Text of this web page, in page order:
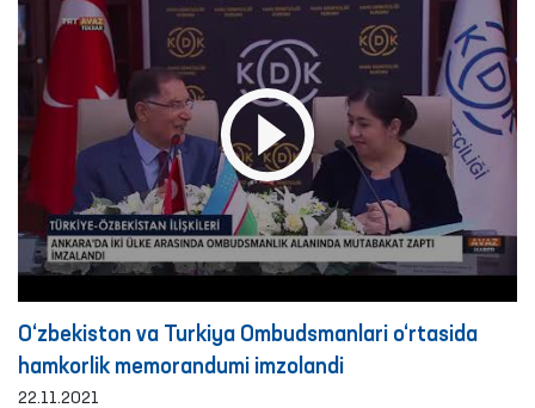
O‘zbekiston va Turkiya Ombudsmanlari o‘rtasida
hamkorlik memorandumi imzolandi
22.11.2021